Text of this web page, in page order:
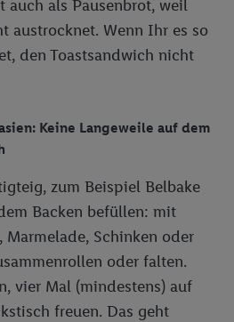
auch als Pausenbrot, weil
austrocknet. Wenn Ihr es so
den Toastsandwich nicht
Keine Langeweile auf dem
zum Beispiel Belbake
Backen befüllen: mit
Marmelade, Schinken oder
oder falten.
vier Mal (mindestens) auf
freuen. Das geht